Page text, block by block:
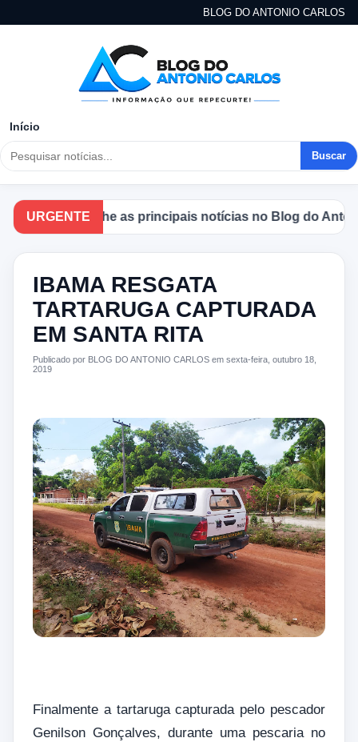
BLOG DO ANTONIO CARLOS
Início
Buscar
URGENTE
Acompanhe as principais notícias no Blog do Antonio
IBAMA RESGATA
TARTARUGA CAPTURADA
EM SANTA RITA
Publicado por BLOG DO ANTONIO CARLOS em sexta-feira, outubro 18,
2019
Finalmente a tartaruga capturada pelo pescador
Genilson Gonçalves, durante uma pescaria no